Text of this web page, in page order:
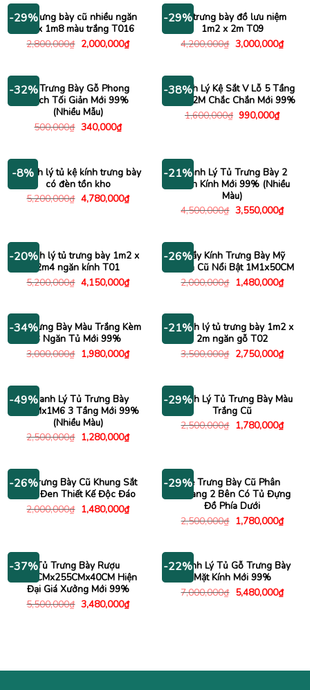
2,180,000₫.
-29%
Tủ trưng bày cũ nhiều ngăn
1m x 1m8 màu trắng T016
2,800,000₫ Giá
gốc
2,000,000₫Giá
hiện
2,000,000₫.
-29%Tủ trưng bày đồ lưu niệm
1m2 x 2m T09
4,200,000₫ Giá
gốc
3,000,000₫Giá
hiện
-32%Kệ Trưng Bày Gỗ Phong
Cách Tối Giản Mới 99%
(Nhiều Mẫu)
500,000₫ Giá
340,000₫Giá
hiện
340,000₫.
-38%
Thanh Lý Kệ Sắt V Lỗ 5 Tầng
1M2x2M Chắc Chắn Mới 99%
1,600,000₫ Giá
990,000₫Giá
hiện
-8%
Thanh lý tủ kệ kính trưng bày
có đèn tồn kho
5,200,000₫ Giá
gốc
4,780,000₫Giá
hiện
-21%Thanh Lý Tủ Trưng Bày 2
Cánh Kính Mới 99% (Nhiều
Màu)
4,500,000₫ Giá
gốc
3,550,000₫Giá
hiện
-20%
Thanh lý tủ trưng bày 1m2 x
2m4 ngăn kính T01
5,200,000₫ Giá
gốc
4,150,000₫Giá
hiện
4,150,000₫.
-26%Quầy Kính Trưng Bày Mỹ
Phẩm Cũ Nổi Bật 1M1x50CM
2,000,000₫ Giá
gốc
1,480,000₫Giá
hiện
-34%
Kệ Trưng Bày Màu Trắng Kèm
3 Ngăn Tủ Mới 99%
3,000,000₫ Giá
gốc
1,980,000₫Giá
hiện
1,980,000₫.
-21%
Thanh lý tủ trưng bày 1m2 x
2m ngăn gỗ T02
3,500,000₫ Giá
gốc
2,750,000₫Giá
hiện
-49%Thanh Lý Tủ Trưng Bày
80CMx1M6 3 Tầng Mới 99%
(Nhiều Màu)
2,500,000₫ Giá
gốc
1,280,000₫Giá
hiện
1,280,000₫.
-29%
Thanh Lý Tủ Trưng Bày Màu
Trắng Cũ
2,500,000₫ Giá
gốc
1,780,000₫Giá
hiện
-26%
Kệ Trưng Bày Cũ Khung Sắt
Sơn Đen Thiết Kế Độc Đáo
2,000,000₫ Giá
gốc
1,480,000₫Giá
hiện
-29%Kệ Trưng Bày Cũ Phân
Khoang 2 Bên Có Tủ Đựng
Đồ Phía Dưới
2,500,000₫ Giá
gốc
1,780,000₫Giá
hiện
-37%Tủ Trưng Bày Rượu
117CMx255CMx40CM Hiện
Đại Giá Xưởng Mới 99%
5,500,000₫ Giá
gốc
3,480,000₫Giá
hiện
-22%
Thanh Lý Tủ Gỗ Trưng Bày
Mặt Kính Mới 99%
7,000,000₫ Giá
gốc
5,480,000₫Giá
hiện